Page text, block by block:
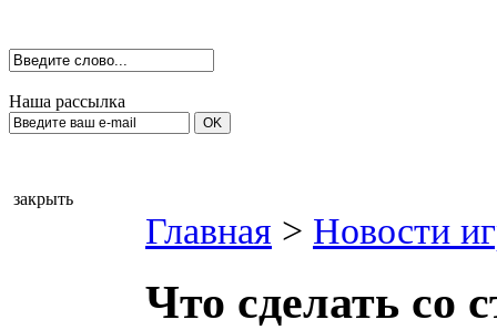
Наша рассылка
закрыть
Главная > Новости
Что сделать со